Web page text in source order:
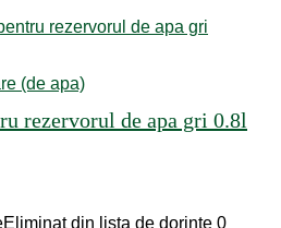
(de apa)
rezervorul de apa gri 0.8l
Eliminat din lista de dorințe 0